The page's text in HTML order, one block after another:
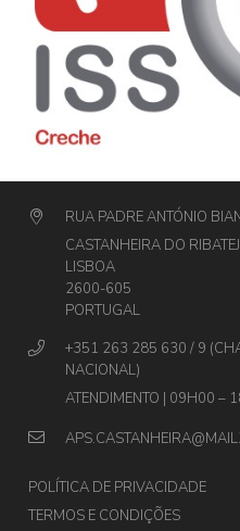
RUA PADRE ANTÓNIO
CASTANHEIRA DO
LISBOA
2600-605
PORTUGAL
+351 263 285 630 / 9
NACIONAL)
ATENDIMENTO | 09H00 –
POLÍTICA DE PRIVACIDADE
TERMOS E CONDIÇÕES